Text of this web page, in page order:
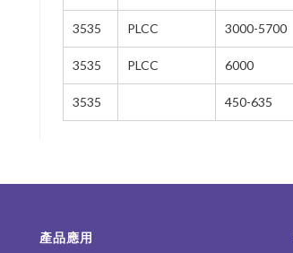
400-410
300-340
380-400
370-380
340-370
290-300
260-270
3535 PLCC 3000-5700
3535 PLCC 6000
3535 450-635
產品應用